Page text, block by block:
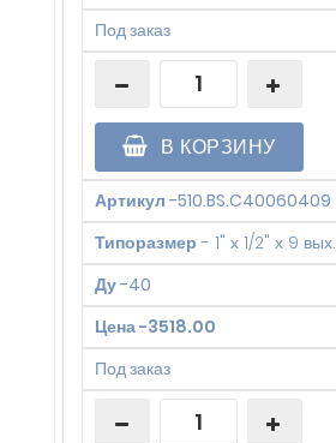
Под заказ
В КОРЗИНУ
Артикул -510.BS.C40060409
Типоразмер - 1" х 1/2" х 9 вых.
Ду-40
Цена-3518.00
Под заказ